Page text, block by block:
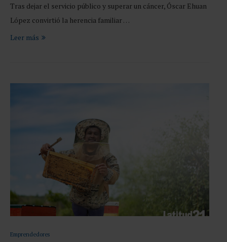
Tras dejar el servicio público y superar un cáncer, Óscar Ehuan
López convirtió la herencia familiar …
Leer más
Emprendedores